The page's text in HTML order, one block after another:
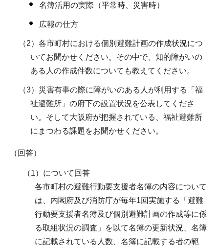
名簿活用の実際（平常時、災害時）
広報の仕方
（2）各市町村における個別避難計画の作成状況につ
いてお聞かせください。その中で、知的障がいの
ある人の作成件数についても教えてください。
（3）災害有事の際に障がいのある人が利用する「福
祉避難所」の府下の設置状況を公表してくださ
い。そして大阪府が把握されている、福祉避難所
にまつわる課題をお聞かせください。
（回答）
（1）について回答
各市町村の避難行動要支援者名簿の内容について
は、内閣府及び消防庁が毎年1回実施する「避難
行動要支援者名簿及び個別避難計画の作成等に係
る取組状況の調査」を以て名簿の更新状況、名簿
に記載されている人数、名簿に記載する者の範